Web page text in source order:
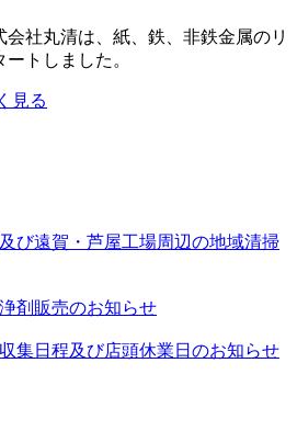
会社丸清は、紙、鉄、非鉄金属のリ
トしました。
見る
び遠賀・芦屋工場周辺の地域清掃
剤販売のお知らせ
集日程及び店頭休業日のお知らせ